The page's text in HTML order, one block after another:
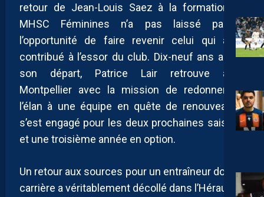
retour de Jean-Louis Saez à la formation, le
MHSC Féminines n’a pas laissé passer
l’opportunité de faire revenir celui qui avait
contribué à l’essor du club. Dix-neuf ans après
son départ, Patrice Lair retrouve ainsi
Montpellier avec la mission de redonner de
l’élan à une équipe en quête de renouveau. Il
s’est engagé pour les deux prochaines saisons
et une troisième année en option.
Un retour aux sources pour un entraîneur dont la
carrière a véritablement décollé dans l’Hérault et